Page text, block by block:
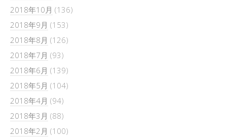
2018年10月 (136)
2018年9月 (153)
2018年8月 (126)
2018年7月 (93)
2018年6月 (139)
2018年5月 (104)
2018年4月 (94)
2018年3月 (88)
2018年2月 (100)